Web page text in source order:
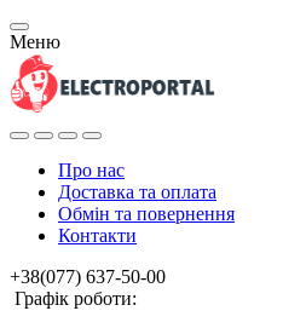
Меню
Про нас
Доставка та оплата
Обмін та повернення
Контакти
+38(077) 637-50-00
Графік роботи: